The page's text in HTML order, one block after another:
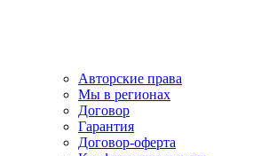
Авторские права
Мы в регионах
Договор
Гарантия
Договор-оферта